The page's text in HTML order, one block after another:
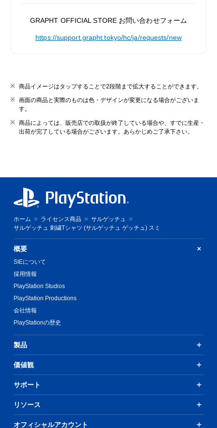
GRAPHT OFFICIAL STORE お問い合わせフォーム
https://support.grapht.tokyo/hc/ja/requests/new
商品イメージはタップすることで2段階まで拡大することができます。
画面の商品と実際のものは色・デザインが変更になる場合がございま
す。
商品によっては、販売店での取扱が終了している場合や、すでに生産・
出荷が完了している場合がございます。あらかじめご了承下さい。
ホーム ライセンス商品
サルゲッチュ
サルゲッチュ 刺繍Tシャツ (サルゲッチュ ゲッチュ) スミ
概要
SIEについて
採用情報
PlayStation Studios
PlayStation Productions
会社情報
PlayStationの歴史
製品
価値観
サポート
リソース
オフィシャルアカウント